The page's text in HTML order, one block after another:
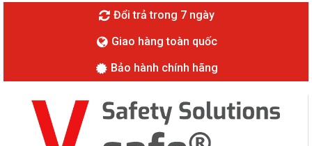
Đổi trả trong 7 ngày
Giao hàng toàn quốc
Bảo hành chính hãng